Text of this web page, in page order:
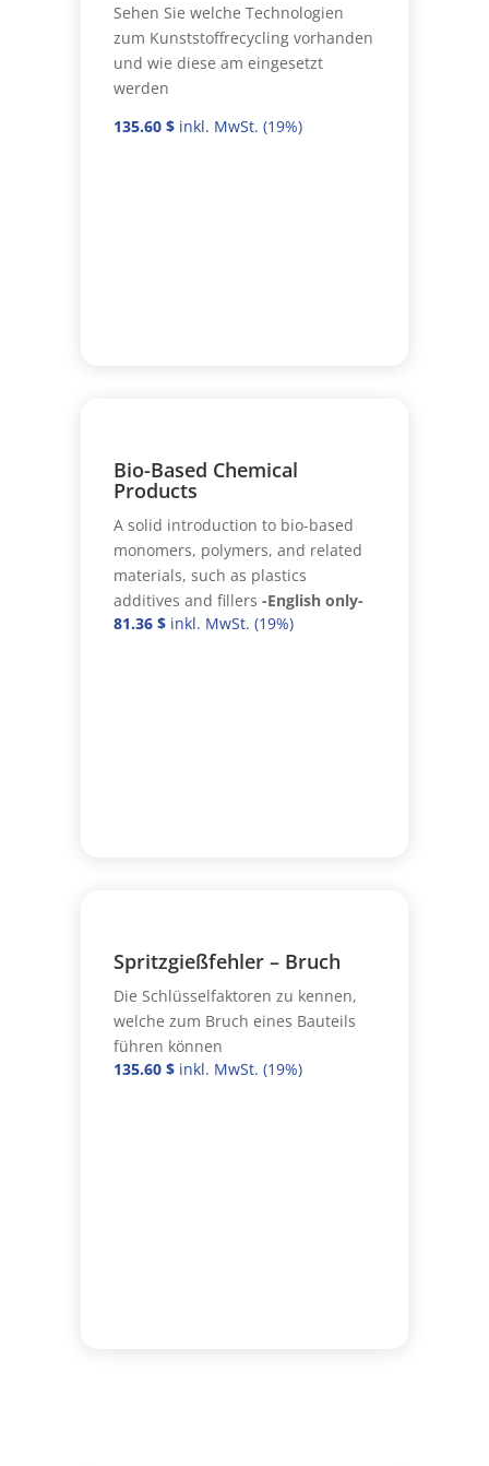
Sehen Sie welche Technologien
zum Kunststoffrecycling vorhanden
und wie diese am eingesetzt
werden
135.60 $
Bio-Based Chemical
Products
A solid introduction to bio-based
monomers, polymers, and related
materials, such as plastics
additives and fillers -English only-
81.36 $
Spritzgießfehler – Bruch
Die Schlüsselfaktoren zu kennen,
welche zum Bruch eines Bauteils
führen können
135.60 $